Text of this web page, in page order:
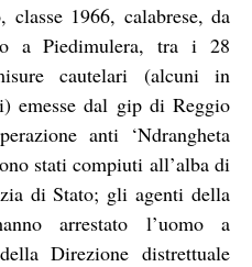
classe 1966, calabrese, da
a Piedimulera, tra i 28
cautelari (alcuni in
emesse dal gip di Reggio
anti ‘Ndrangheta
stati compiuti all’alba di
di Stato; gli agenti della
arrestato l’uomo a
Direzione distrettuale